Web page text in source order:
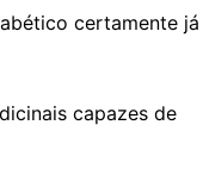
certamente já
capazes de